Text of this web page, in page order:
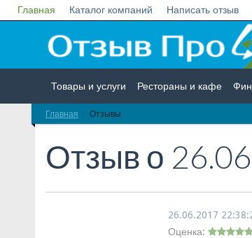
Главная Каталог компаний Написать отзыв
Товары и услуги Рестораны и кафе
Недвижимость
Главная Отзывы
Отзыв о
26.06.2017
Оценка: